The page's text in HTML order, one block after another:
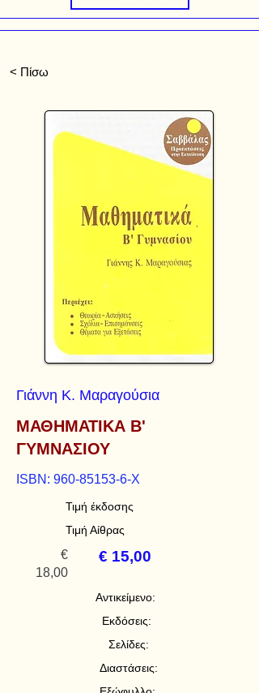
< Πίσω
Γιάννη Κ. Μαραγούσια
ΜΑΘΗΜΑΤΙΚΑ Β'
ΓΥΜΝΑΣΙΟΥ
ISBN: 960-85153-6-X
Τιμή έκδοσης
Τιμή Αίθρας
€
18,00
€ 15,00
Αντικείμενο:
Εκδόσεις:
Σελίδες:
Διαστάσεις: